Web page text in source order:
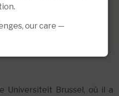
Universiteit Brussel, où il a
our care —